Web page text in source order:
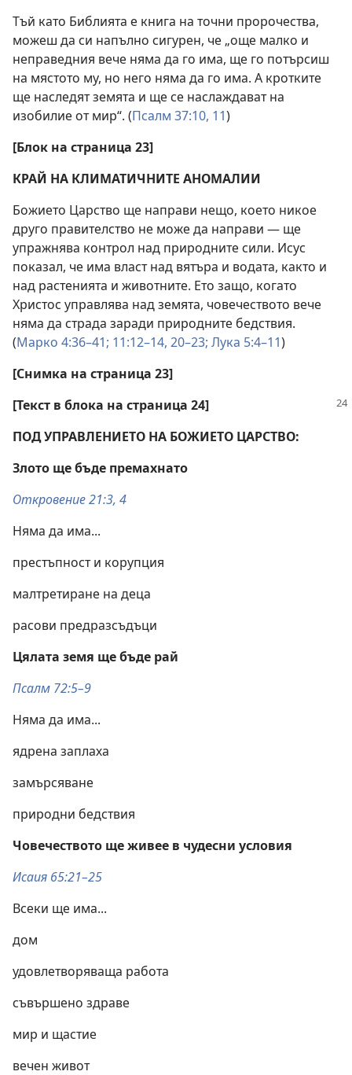
Тъй като Библията е книга на точни пророчества,
можеш да си напълно сигурен, че „още малко и
неправедния вече няма да го има, ще го потърсиш
на мястото му, но него няма да го има. А кротките
ще наследят земята и ще се наслаждават на
изобилие от мир“. (Псалм 37:10, 11)
[Блок на страница 23]
КРАЙ НА КЛИМАТИЧНИТЕ АНОМАЛИИ
Божието Царство ще направи нещо, което никое
друго правителство не може да направи — ще
упражнява контрол над природните сили. Исус
показал, че има власт над вятъра и водата, както и
над растенията и животните. Ето защо, когато
Христос управлява над земята, човечеството вече
няма да страда заради природните бедствия.
(Марко 4:36–41; 11:12–14, 20–23; Лука 5:4–11)
[Снимка на страница 23]
[Текст в блока на страница 24]
ПОД УПРАВЛЕНИЕТО НА БОЖИЕТО ЦАРСТВО:
Злото ще бъде премахнато
Откровение 21:3, 4
Няма да има...
престъпност и корупция
малтретиране на деца
расови предразсъдъци
Цялата земя ще бъде рай
Псалм 72:5–9
Няма да има...
ядрена заплаха
замърсяване
природни бедствия
Човечеството ще живее в чудесни условия
Исаия 65:21–25
Всеки ще има...
дом
удовлетворяваща работа
съвършено здраве
мир и щастие
вечен живот